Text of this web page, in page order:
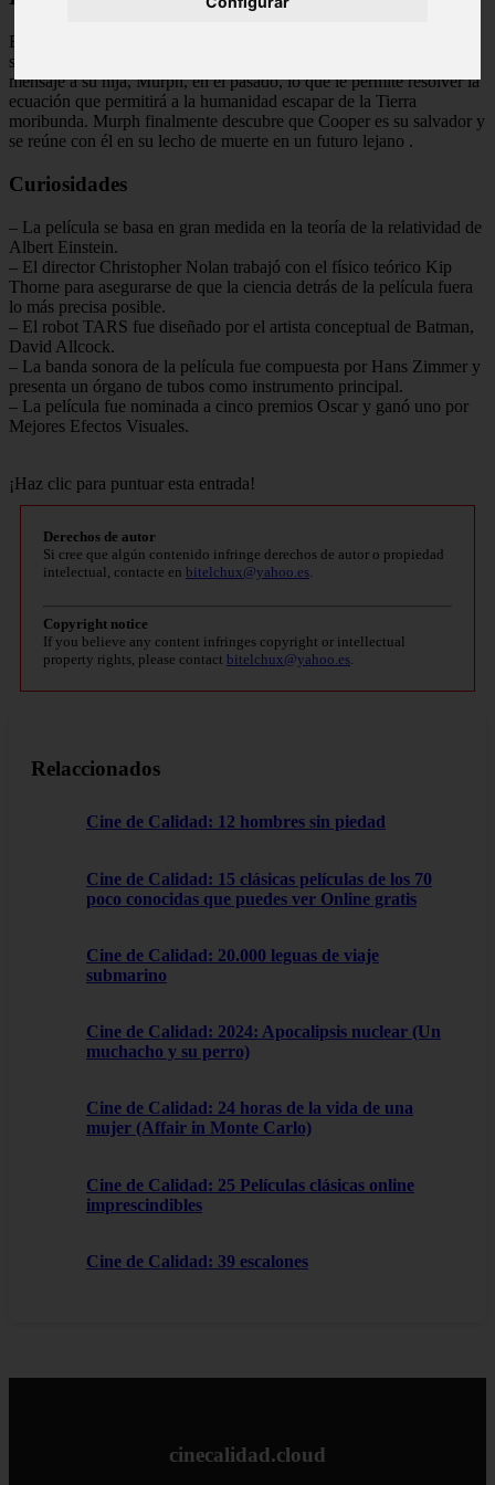
El final de Interestelar ha sido objeto de debate y controversia desde
su lanzamiento. En resumen, Cooper se sacrifica para enviar un
mensaje a su hija, Murph, en el pasado, lo que le permite resolver la
ecuación que permitirá a la humanidad escapar de la Tierra
moribunda. Murph finalmente descubre que Cooper es su salvador y
se reúne con él en su lecho de muerte en un futuro lejano .
Curiosidades
– La película se basa en gran medida en la teoría de la relatividad de
Albert Einstein.
– El director Christopher Nolan trabajó con el físico teórico Kip
Thorne para asegurarse de que la ciencia detrás de la película fuera
lo más precisa posible.
– El robot TARS fue diseñado por el artista conceptual de Batman,
David Allcock.
– La banda sonora de la película fue compuesta por Hans Zimmer y
presenta un órgano de tubos como instrumento principal.
– La película fue nominada a cinco premios Oscar y ganó uno por
Mejores Efectos Visuales.
¡Haz clic para puntuar esta entrada!
Derechos de autor
Si cree que algún contenido infringe derechos de autor o propiedad
intelectual, contacte en bitelchux@yahoo.es
Copyright notice
If you believe any content infringes copyright or intellectual
property rights, please contact bitelchux@yahoo.es
Relaccionados
Cine de Calidad: 12 hombres sin piedad
Cine de Calidad: 15 clásicas películas de los 70
poco conocidas que puedes ver Online gratis
Cine de Calidad: 20.000 leguas de viaje
submarino
Cine de Calidad: 2024: Apocalipsis nuclear (Un
muchacho y su perro)
Cine de Calidad: 24 horas de la vida de una
mujer (Affair in Monte Carlo)
Cine de Calidad: 25 Películas clásicas online
imprescindibles
Cine de Calidad: 39 escalones
cinecalidad.cloud